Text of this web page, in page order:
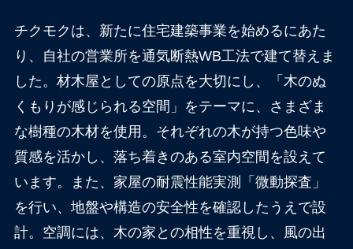
チクモクは、新たに住宅建築事業を始めるにあた
り、自社の営業所を通気断熱WB工法で建て替えま
した。材木屋としての原点を大切にし、「木のぬ
くもりが感じられる空間」をテーマに、さまざま
な樹種の木材を使用。それぞれの木が持つ色味や
質感を活かし、落ち着きのある室内空間を設えて
います。また、家屋の耐震性能実測「微動探査」
を行い、地盤や構造の安全性を確認したうえで設
計。空調には、木の家との相性を重視し、風の出